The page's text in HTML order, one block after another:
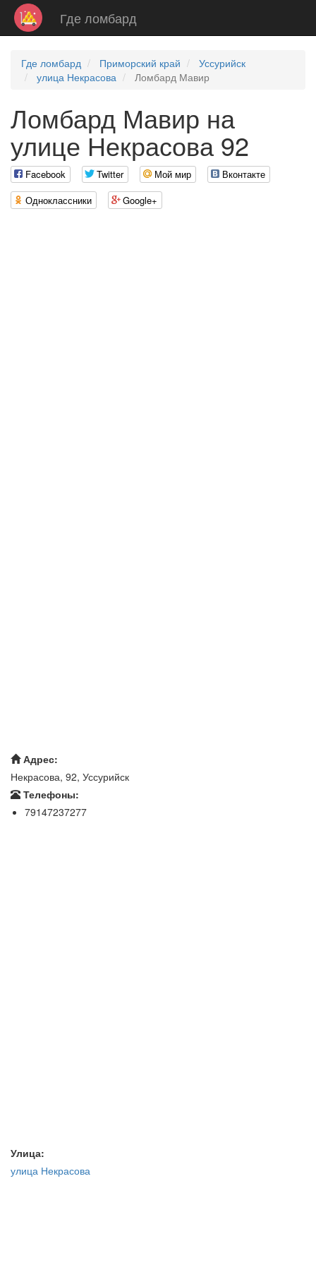
Где ломбард
Где ломбард Приморский край
Уссурийск
улица Некрасова
Ломбард Мавир
Ломбард Мавир на
улице Некрасова 92
Facebook Twitter Мой мир
Вконтакте
Одноклассники
Google+
Адрес:
Некрасова, 92, Уссурийск
Телефоны:
79147237277
Улица:
улица Некрасова